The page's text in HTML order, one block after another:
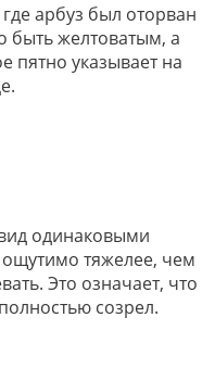
арбуз был оторван
быть желтоватым, а
пятно указывает на
одинаковыми
тяжелее, чем
Это означает, что
созрел.